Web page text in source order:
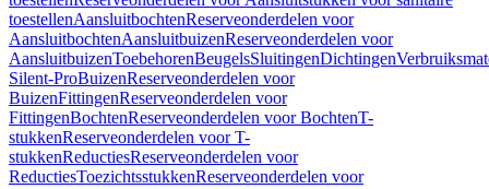
toestellenAansluitbochtenReserveonderdelen voor
AansluitbochtenAansluitbuizenReserveonderdelen voor
AansluitbuizenToebehorenBeugelsSluitingenDichtingen
Silent-ProBuizenReserveonderdelen voor
BuizenFittingenReserveonderdelen voor
FittingenBochtenReserveonderdelen voor BochtenT-
stukkenReserveonderdelen voor T-
stukkenReductiesReserveonderdelen voor
ReductiesToezichtsstukkenReserveonderdelen voor